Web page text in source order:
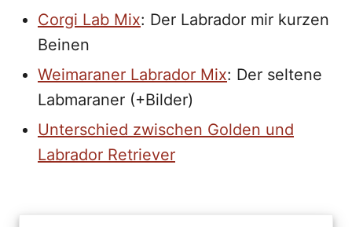
Corgi Lab Mix: Der Labrador mir kurzen
Beinen
Weimaraner Labrador Mix: Der seltene
Labmaraner (+Bilder)
Unterschied zwischen Golden und
Labrador Retriever